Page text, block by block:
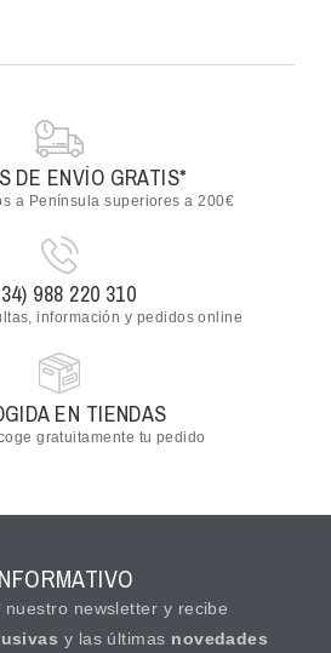
DE ENVÍO GRATIS*
a Península superiores a 200€
988 220 310
información y pedidos online
EN TIENDAS
gratuitamente tu pedido
nuestro newsletter y recibe
y las últimas novedades